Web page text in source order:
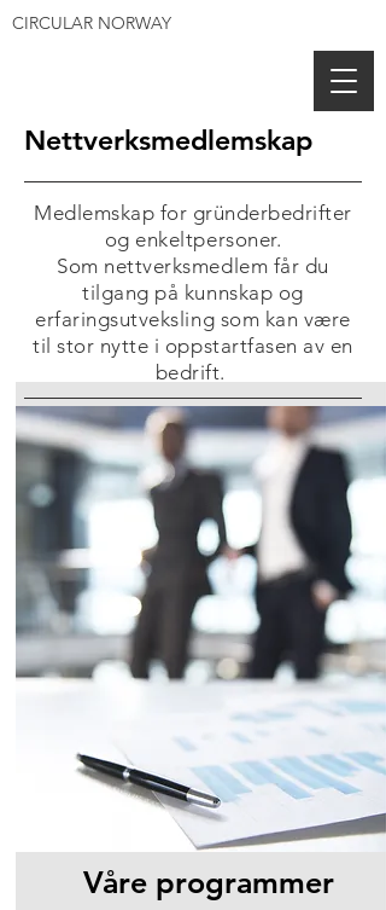
CIRCULAR NORWAY
Nettverksmedlemskap
Medlemskap for gründerbedrifter
og enkeltpersoner.
Som nettverksmedlem får du
tilgang på kunnskap og
erfaringsutveksling som kan være
til stor nytte i oppstartfasen av en
bedrift.
Våre programmer